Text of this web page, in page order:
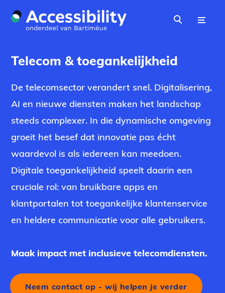
Naar hoofdinhoud
Zoeken
Telecom & toegankelijkheid
De telecomsector verandert snel. Digitalisering,
AI en nieuwe diensten maken het landschap
steeds complexer. In die dynamische omgeving
groeit het besef dat innovatie pas écht
waardevol is als iedereen kan meedoen.
Digitale toegankelijkheid speelt daarin een
cruciale rol: van bruikbare apps en
klantportalen tot toegankelijke klantenservice
en heldere communicatie voor alle gebruikers.
Maak impact met inclusieve telecomdiensten.
Neem contact op - wij helpen je verder